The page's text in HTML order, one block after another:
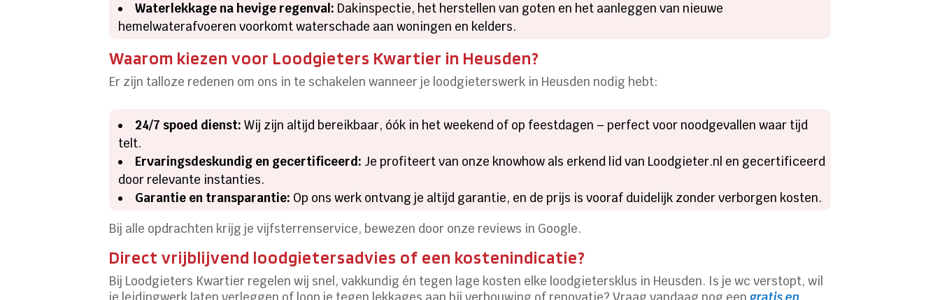
Waterlekkage na hevige regenval: Dakinspectie, het herstellen van goten en het aanleggen van nieuwe
hemelwaterafvoeren voorkomt waterschade aan woningen en kelders.
Waarom kiezen voor Loodgieters Kwartier in Heusden?
Er zijn talloze redenen om ons in te schakelen wanneer je loodgieterswerk in Heusden nodig hebt:
24/7 spoed dienst: Wij zijn altijd bereikbaar, óók in het weekend of op feestdagen – perfect voor noodgevallen waar tijd
telt.
Ervaringsdeskundig en gecertificeerd: Je profiteert van onze knowhow als erkend lid van Loodgieter.nl en gecertificeerd
door relevante instanties.
Garantie en transparantie: Op ons werk ontvang je altijd garantie, en de prijs is vooraf duidelijk zonder verborgen kosten.
Bij alle opdrachten krijg je vijfsterrenservice, bewezen door onze reviews in Google.
Direct vrijblijvend loodgietersadvies of een kostenindicatie?
Bij Loodgieters Kwartier regelen wij snel, vakkundig én tegen lage kosten elke loodgietersklus in Heusden. Is je wc verstopt, wil